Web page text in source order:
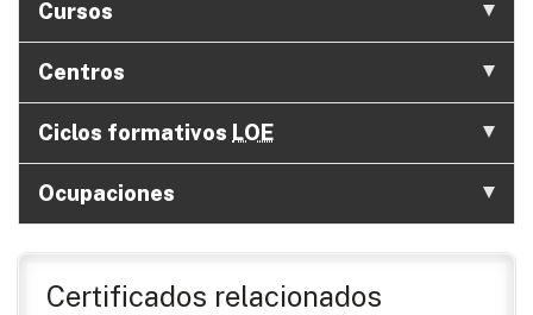
Cursos
Centros
Ciclos formativos LOE
Ocupaciones
Certificados relacionados